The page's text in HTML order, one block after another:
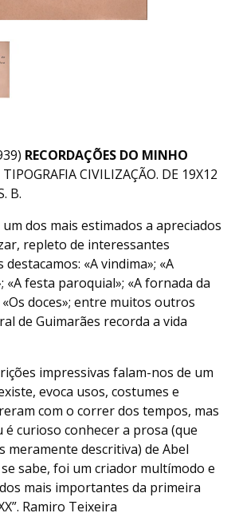
RECORDAÇÕES DO MINHO
TIPOGRAFIA CIVILIZAÇÃO. DE 19X12
B.
dos mais estimados a apreciados
repleto de interessantes
«A vindima»; «A
«A festa paroquial»; «A fornada da
«Os doces»; entre muitos outros
de Guimarães recorda a vida
impressivas falam-nos de um
evoca usos, costumes e
com o correr dos tempos, mas
é curioso conhecer a prosa (que
meramente descritiva) de Abel
sabe, foi um criador multímodo e
mais importantes da primeira
Ramiro Teixeira